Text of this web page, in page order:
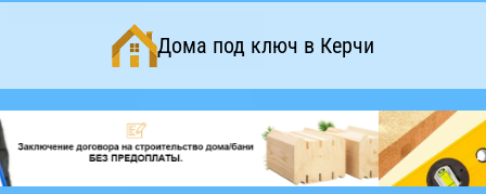
Дома под ключ в Керчи